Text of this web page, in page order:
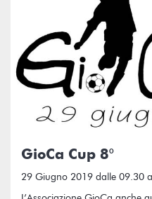
GioCa Cup 8°
29 Giugno 2019 dalle 09.30